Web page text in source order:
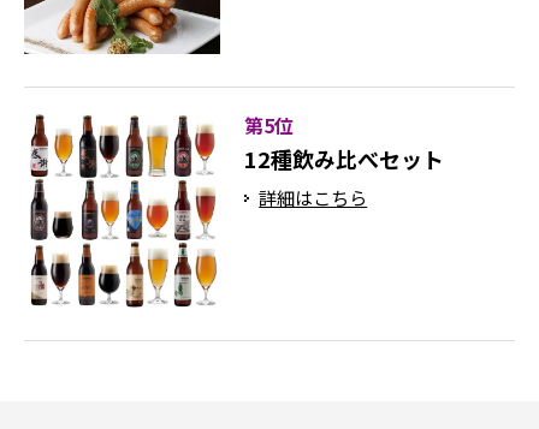
第5位
12種飲み比べセット
詳細はこちら